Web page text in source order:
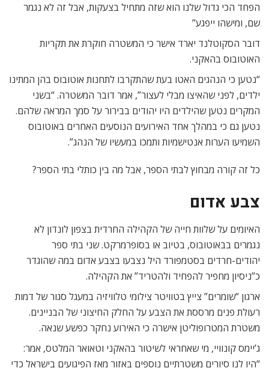
הפחד הכי גדול שלנו הוא שזה מתחיל בצעקות, אבל זה לא נגמר
שם, ומישהו ייפגע”
דובר הסקוטלנד יארד אישר כי המשטרה חוקרת את תקריות
האוטובוס בהאקני.
“נטען כי הנהגים האטו בעת שהתקרבו לתחנות אוטובוס בהן המתינו
ילדים, לפני שהאיצו מבלי לעצור”, אמר דובר המשטרה. “בשני
המקרים נטען שהילדים היו יהודים בבירור על סמך המראה שלהם.
נטען גם כי במהלך אחד האירועים הנוסעים האחרים באוטובוס
השמיעו הערות אנטישמיות ותמכו במעשיו של הנהג”.
כל זה קורה מבחוץ לבתי הספר, אבל מה בין כותלי בתי הספר?
צבע אדום
האיומים על שלוות חייה של הקהילה החרדית בצפון לונדון לא
נגמרים בבאוטובוס, בטיוב או בסופרמרקט. שני בתי ספר
יהודים-חרדים בסטמפורד היל נצבעו בצבע אדום במה שהוגדר
כ”ניסיון מחפיר להפחיד ולהטריד” את הקהילה.
ארגון “שומרים” צייץ בטוויטר צילומי טלוויזיה במעגל סגור של דמות
רעולת פנים מרססת את הצבע על החלק החיצוני של הבניינים.
משטרת המטרופוליטן אישרה כי האירוע נחקר כפשע שנאה.
ג’יימס קונוויי, מי שאחראי לשיטור בהאקני וטאואר המלטס, אמר:
“היו לנו סיורים משטרתיים נוספים באזור מאז הפיגועים בישראל כדי